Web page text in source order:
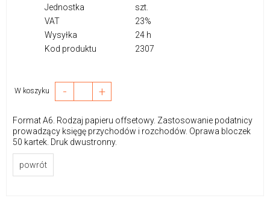
Jednostka
szt.
VAT
23%
Wysyłka
24 h
Kod produktu
2307
W koszyku - +
Format A6. Rodzaj papieru offsetowy. Zastosowanie podatnicy
prowadzący księgę przychodów i rozchodów. Oprawa bloczek
50 kartek. Druk dwustronny.
powrót